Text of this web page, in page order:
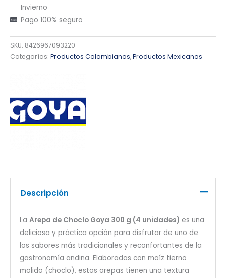
Invierno
Pago 100% seguro
SKU: 8426967093220
Categorías: Productos Colombianos,Productos Mexicanos
Descripción
La Arepa de Choclo Goya 300 g (4 unidades) es una
deliciosa y práctica opción para disfrutar de uno de
los sabores más tradicionales y reconfortantes de la
gastronomía andina. Elaboradas con maíz tierno
molido (choclo), estas arepas tienen una textura